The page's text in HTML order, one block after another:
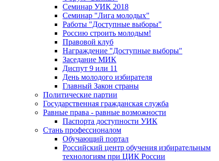
Семинар УИК 2018
Семинар "Лига молодых"
Работы "Доступные выборы"
Россию строить молодым!
Правовой клуб
Награждение "Доступные выборы"
Заседание МИК
Диспут 9 или 11
День молодого избирателя
Главный Закон страны
Политические партии
Государственная гражданская служба
Равные права - равные возможности
Паспорта доступности УИК
Стань профессионалом
Обучающий портал
Российский центр обучения избирательным
технологиям при ЦИК России